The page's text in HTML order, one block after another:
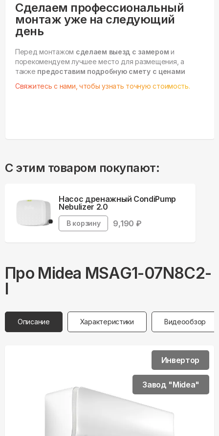
Сделаем профессиональный
монтаж уже на следующий
день
Перед монтажом сделаем выезд с замером и
порекомендуем лучшее место для размещения, а
также предоставим подробную смету с ценами
Свяжитесь с нами, чтобы узнать точную стоимость.
С этим товаром покупают:
Насос дренажный CondiPump
Nebulizer 2.0
В корзину 9,190 ₽
Про Midea MSAG1-07N8C2-
I
Описание Характеристики Видеообзор
Инвертор
Завод "Midea"